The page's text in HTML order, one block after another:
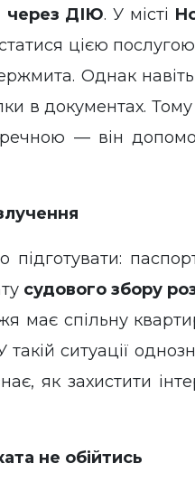
через ДІЮ. У місті
цією
Однак
в документах. Тому
— він
підготувати:
судового збору
спільну
ситуації
як захистити
не обійтись